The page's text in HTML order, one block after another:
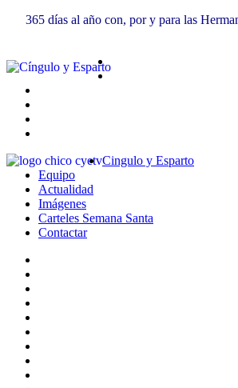
365 días al año con, por y para las
Cingulo y Esparto
Equipo
Actualidad
Imágenes
Carteles Semana Santa
Contactar